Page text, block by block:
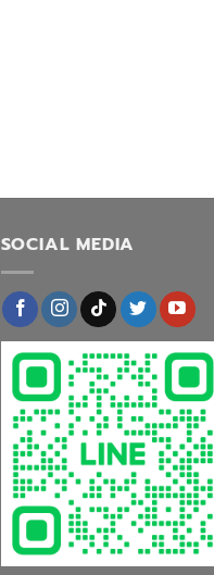
SOCIAL MEDIA